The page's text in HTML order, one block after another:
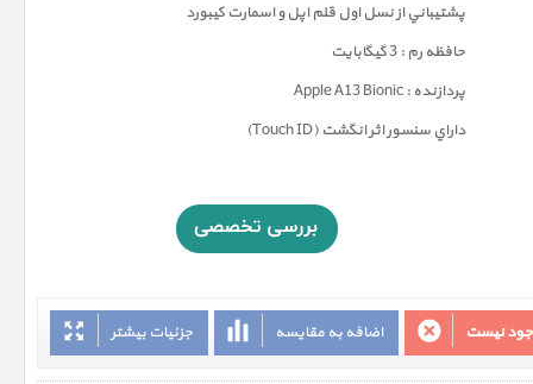
پشتيباني از نسل اول قلم اپل و اسمارت کيبورد
حافظه رم : 3 گيگابايت
پردازنده : Apple A13 Bionic
داراي سنسور اثر انگشت (Touch ID)
جزئیات بیشتر اضافه به مقایسه نیست